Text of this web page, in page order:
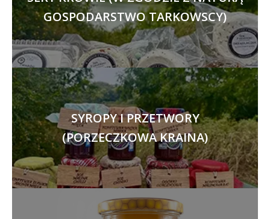
GOSPODARSTWO TARKOWSCY)
SYROPY I PRZETWORY
(PORZECZKOWA KRAINA)